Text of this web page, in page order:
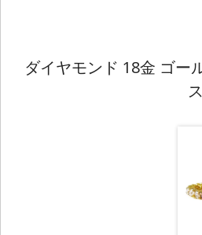
ダイヤモンド 18金 ゴー